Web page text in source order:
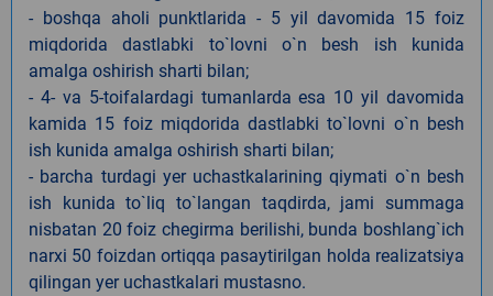
- boshqa aholi punktlarida - 5 yil davomida 15 foiz
miqdorida dastlabki to`lovni o`n besh ish kunida
amalga oshirish sharti bilan;
- 4- va 5-toifalardagi tumanlarda esa 10 yil davomida
kamida 15 foiz miqdorida dastlabki to`lovni o`n besh
ish kunida amalga oshirish sharti bilan;
- barcha turdagi yer uchastkalarining qiymati o`n besh
ish kunida to`liq to`langan taqdirda, jami summaga
nisbatan 20 foiz chegirma berilishi, bunda boshlang`ich
narxi 50 foizdan ortiqqa pasaytirilgan holda realizatsiya
qilingan yer uchastkalari mustasno.